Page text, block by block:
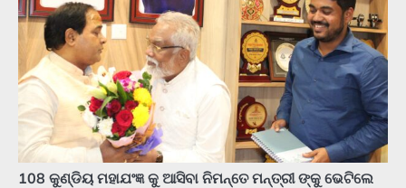
108 କୁଣ୍ଡିୟ ମହାଯଂଜ୍ଞ କୁ ଆସିବା ନିମନ୍ତେ ମନ୍ତ୍ରୀ ଙ୍କୁ ଭେଟିଲେ